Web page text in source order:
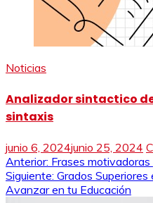
Noticias
Analizador sintactico
sintaxis
junio 6, 2024junio 25, 2024
Navegación
de
Anterior: Frases
Siguiente: Grados Superiores
Avanzar en tu Educación